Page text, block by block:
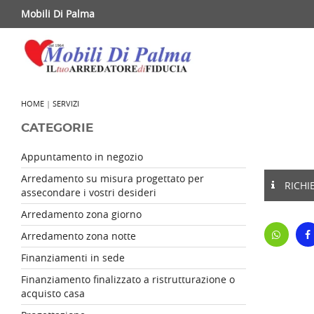
Mobili Di Palma
HOME | SERVIZI
CATEGORIE
Appuntamento in negozio
Arredamento su misura progettato per
assecondare i vostri desideri
Arredamento zona giorno
Arredamento zona notte
Finanziamenti in sede
Finanziamento finalizzato a ristrutturazione o
acquisto casa